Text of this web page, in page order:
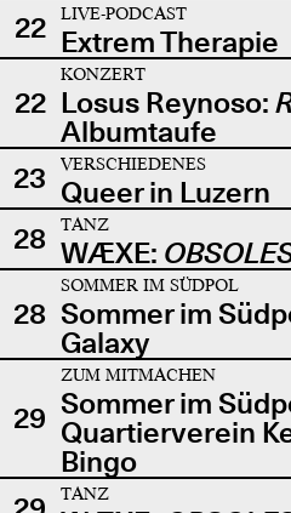
22
LIVE-PODCAST
Extrem Therapie
22
KONZERT
Losus Reynoso:
Albumtaufe
23
VERSCHIEDENES
Queer in Luzern
28
TANZ
WÆXE:
28
SOMMER IM SÜDPOL
Sommer im
Galaxy
29
ZUM MITMACHEN
Sommer im
Quartierverein
Bingo
TANZ